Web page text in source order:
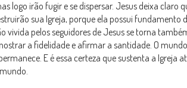
logo irão fugir e se dispersar. Jesus deixa claro
sua Igreja, porque ela possui fundamento
vivida pelos seguidores de Jesus se torna
a fidelidade e afirmar a santidade. O
E é essa certeza que sustenta a Igreja